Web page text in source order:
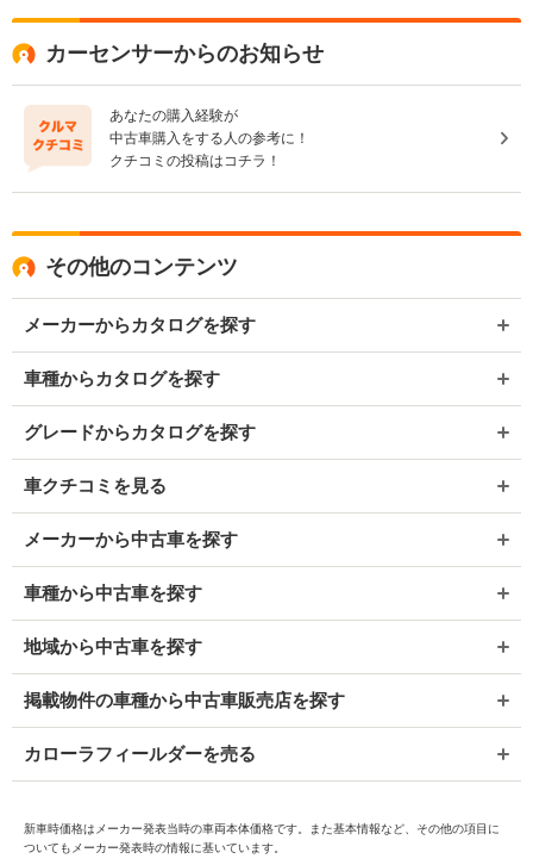
カーセンサーからのお知らせ
あなたの購入経験が
中古車購入をする人の参考に！
クチコミの投稿はコチラ！
その他のコンテンツ
メーカーからカタログを探す
車種からカタログを探す
グレードからカタログを探す
車クチコミを見る
メーカーから中古車を探す
車種から中古車を探す
地域から中古車を探す
掲載物件の車種から中古車販売店を探す
カローラフィールダーを売る
新車時価格はメーカー発表当時の車両本体価格です。また基本情報など、その他の項目に
ついてもメーカー発表時の情報に基いています。